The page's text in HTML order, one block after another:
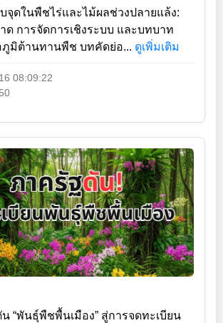
จุดในพืชไร่และไม้ผลช่วงปลายแล้ง:
ด การจัดการเชิงระบบ และบทบาท
ภูมิต้านทานพืช บทคัดย่อ... ดูเพิ่มเติม
08:09:22
“พันธุ์พืชพื้นเมือง” สู่การจดทะเบียน